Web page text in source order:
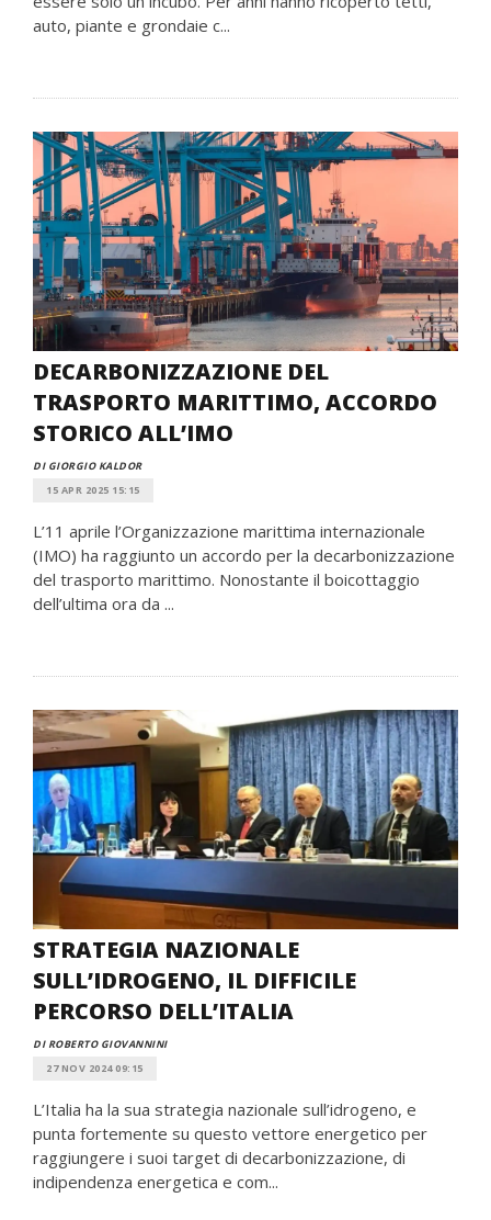
auto, piante e grondaie c...
DECARBONIZZAZIONE DEL
TRASPORTO MARITTIMO, ACCORDO
STORICO ALL’IMO
DI GIORGIO KALDOR
15 APR 2025 15:15
L’11 aprile l’Organizzazione marittima internazionale
(IMO) ha raggiunto un accordo per la decarbonizzazione
del trasporto marittimo. Nonostante il boicottaggio
dell’ultima ora da ...
STRATEGIA NAZIONALE
SULL’IDROGENO, IL DIFFICILE
PERCORSO DELL’ITALIA
DI ROBERTO GIOVANNINI
27 NOV 2024 09:15
L’Italia ha la sua strategia nazionale sull’idrogeno, e
punta fortemente su questo vettore energetico per
raggiungere i suoi target di decarbonizzazione, di
indipendenza energetica e com...